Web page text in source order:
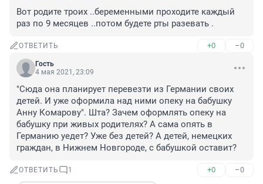
Вот родите троих ..беременными проходите каждый
раз по 9 месяцев ..потом будете рты разевать .
ОТВЕТИТЬ +0 –0
Гость
4 мая 2021, 23:09
"Сюда она планирует перевезти из Германии своих
детей. И уже оформила над ними опеку на бабушку
Анну Комарову". Шта? Зачем оформлять опеку на
бабушку при живых родителях? А сама опять в
Германию уедет? Уже без детей? А детей, немецких
граждан, в Нижнем Новгороде, с бабушкой оставит?
ОТВЕТИТЬ 1 +0 –0